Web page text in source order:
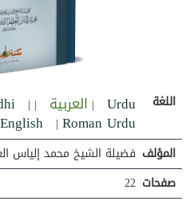
اللغة Urdu
| العربية |
|
English | Roman Urdu
المؤلف فضيلة الشيخ محمد إلياس
صفحات 22